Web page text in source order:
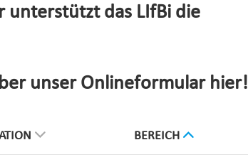
unterstützt das LIfBi die
unser Onlineformular hier!
BEREICH